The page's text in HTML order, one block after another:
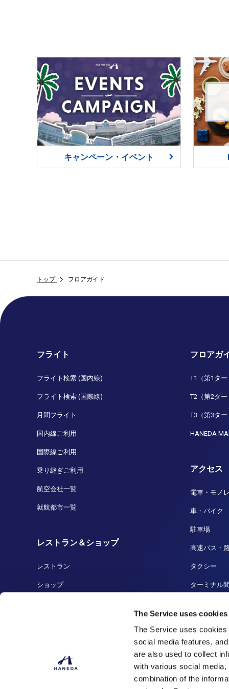
The Service uses cookies
The Service uses
social media features,
are also used to collect
with various social
combination of the
キャンペーン・イベント
トップ フロアガイド
フライト
フライト検索 (国内線)
フライト検索 (国際線)
月間フライト
国内線ご利用
国際線ご利用
乗り継ぎご利用
航空会社一覧
就航都市一覧
レストラン＆ショップ
レストラン
ショップ
フロアガ
T1（第1タ
T2（第2タ
T3（第3タ
HANEDA
アクセス
電車・モノ
車・バイク
駐車場
高速バス・
タクシー
ターミナル